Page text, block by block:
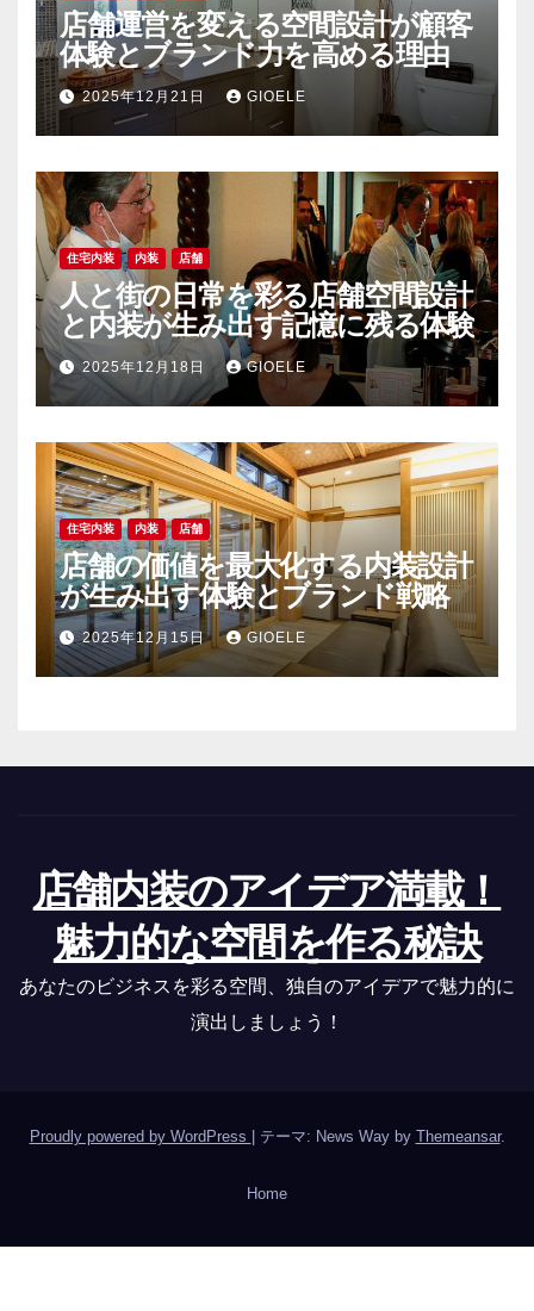
店舗運営を変える空間設計が顧客
体験とブランド力を高める理由
2025年12月21日 GIOELE
住宅内装 内装 店舗
人と街の日常を彩る店舗空間設計
と内装が生み出す記憶に残る体験
2025年12月18日 GIOELE
住宅内装 内装 店舗
店舗の価値を最大化する内装設計
が生み出す体験とブランド戦略
2025年12月15日 GIOELE
店舗内装のアイデア満載！
魅力的な空間を作る秘訣
あなたのビジネスを彩る空間、独自のアイデアで魅力的に
演出しましょう！
Proudly powered by WordPress | テーマ: News Way by Themeansar.
Home